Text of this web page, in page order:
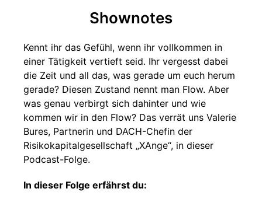
Shownotes
Kennt ihr das Gefühl, wenn ihr vollkommen in
einer Tätigkeit vertieft seid. Ihr vergesst dabei
die Zeit und all das, was gerade um euch herum
gerade? Diesen Zustand nennt man Flow. Aber
was genau verbirgt sich dahinter und wie
kommen wir in den Flow? Das verrät uns Valerie
Bures, Partnerin und DACH-Chefin der
Risikokapitalgesellschaft „XAnge“, in dieser
Podcast-Folge.
In dieser Folge erfährst du: